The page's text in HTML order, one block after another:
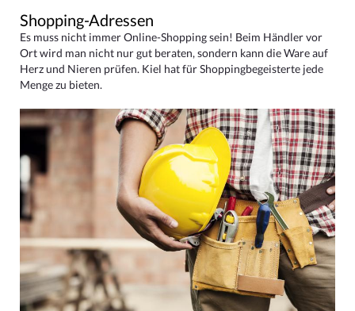
Shopping-Adressen
Es muss nicht immer Online-Shopping sein! Beim Händler vor
Ort wird man nicht nur gut beraten, sondern kann die Ware auf
Herz und Nieren prüfen. Kiel hat für Shoppingbegeisterte jede
Menge zu bieten.